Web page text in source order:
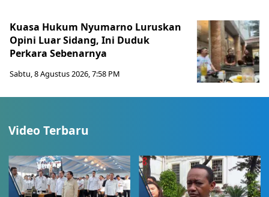
Kuasa Hukum Nyumarno Luruskan
Opini Luar Sidang, Ini Duduk
Perkara Sebenarnya ​
Sabtu, 8 Agustus 2026, 7:58 PM
Video Terbaru